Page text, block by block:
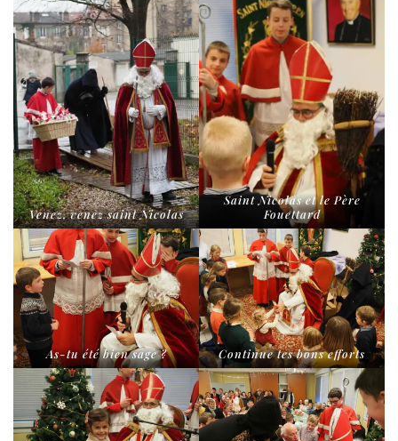
Venez, venez saint Nicolas
Saint Nicolas et le Père
Fouettard
As-​tu été bien sage ? Continue tes bons efforts